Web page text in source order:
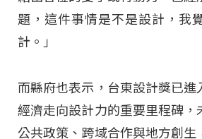
題，這件事情是不是設計，我
計。」
而縣府也表示，台東設計獎已進
經濟走向設計力的重要里程碑，
公共政策、跨域合作與地方創生